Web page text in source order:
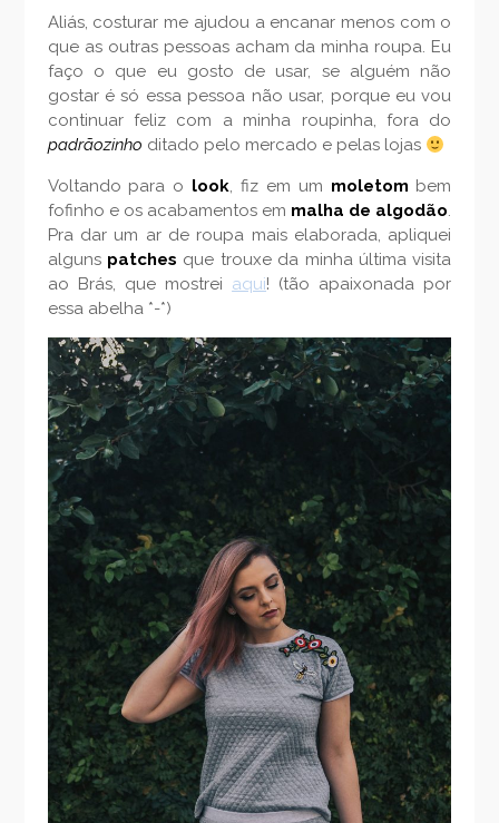
Aliás, costurar me ajudou a encanar menos com o
que as outras pessoas acham da minha roupa. Eu
faço o que eu gosto de usar, se alguém não
gostar é só essa pessoa não usar, porque eu vou
continuar feliz com a minha roupinha, fora do
padrãozinho ditado pelo mercado e pelas lojas
Voltando para o look, fiz em um moletom bem
fofinho e os acabamentos em malha de algodão.
Pra dar um ar de roupa mais elaborada, apliquei
alguns patches que trouxe da minha última visita
ao Brás, que mostrei aqui! (tão apaixonada por
essa abelha *-*)